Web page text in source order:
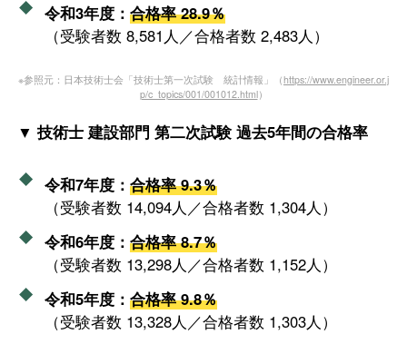
令和3年度：合格率 28.9％
（受験者数 8,581人／合格者数 2,483人）
※参照元：日本技術士会「技術士第一次試験 統計情報」（https://www.engineer.or.j
p/c_topics/001/001012.html）
▼ 技術士 建設部門 第二次試験 過去5年間の合格率
令和7年度：合格率 9.3％
（受験者数 14,094人／合格者数 1,304人）
令和6年度：合格率 8.7％
（受験者数 13,298人／合格者数 1,152人）
令和5年度：合格率 9.8％
（受験者数 13,328人／合格者数 1,303人）